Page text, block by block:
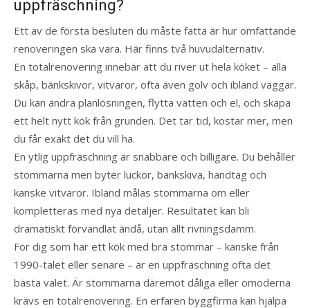
uppfräschning?
Ett av de första besluten du måste fatta är hur omfattande
renoveringen ska vara. Här finns två huvudalternativ.
En totalrenovering innebär att du river ut hela köket – alla
skåp, bänkskivor, vitvaror, ofta även golv och ibland väggar.
Du kan ändra planlösningen, flytta vatten och el, och skapa
ett helt nytt kök från grunden. Det tar tid, kostar mer, men
du får exakt det du vill ha.
En ytlig uppfräschning är snabbare och billigare. Du behåller
stommarna men byter luckor, bänkskiva, handtag och
kanske vitvaror. Ibland målas stommarna om eller
kompletteras med nya detaljer. Resultatet kan bli
dramatiskt förvandlat ändå, utan allt rivningsdamm.
För dig som har ett kök med bra stommar – kanske från
1990-talet eller senare – är en uppfräschning ofta det
bästa valet. Är stommarna däremot dåliga eller omoderna
krävs en totalrenovering. En erfaren byggfirma kan hjälpa